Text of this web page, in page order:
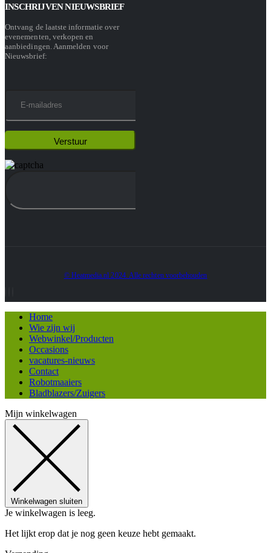
INSCHRIJVEN NIEUWSBRIEF
Ontvang de laatste informatie over
evenementen, verkopen en
aanbiedingen. Aanmelden voor
Nieuwsbrief:
© Heatmedia.nl 2024. Alle rechten voorbehouden
Home
Wie zijn wij
Webwinkel/Producten
Occasions
vacatures-nieuws
Contact
Robotmaaiers
Bladblazers/Zuigers
Mijn winkelwagen
Winkelwagen sluiten
Je winkelwagen is leeg.
Het lijkt erop dat je nog geen keuze hebt gemaakt.